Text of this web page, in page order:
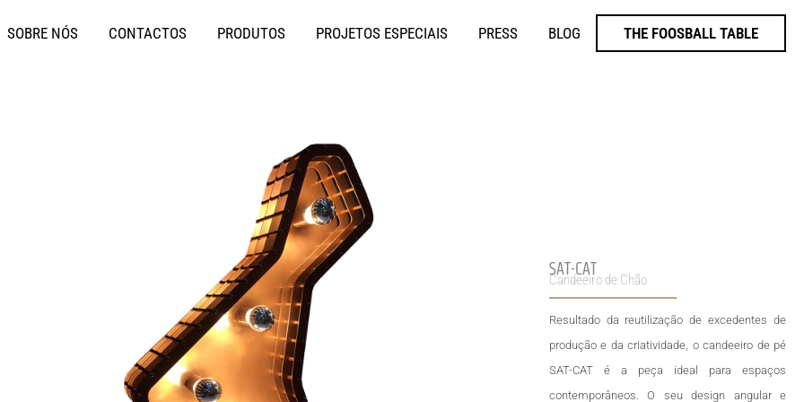
SOBRE NÓS CONTACTOS PRODUTOS PROJETOS ESPECIAIS PRESS BLOG THE FOOSBALL TABLE
SAT-CAT
Candeeiro de Chão
Resultado da reutilização de excedentes de
produção e da criatividade, o candeeiro de pé
SAT-CAT é a peça ideal para espaços
contemporâneos. O seu design angular e